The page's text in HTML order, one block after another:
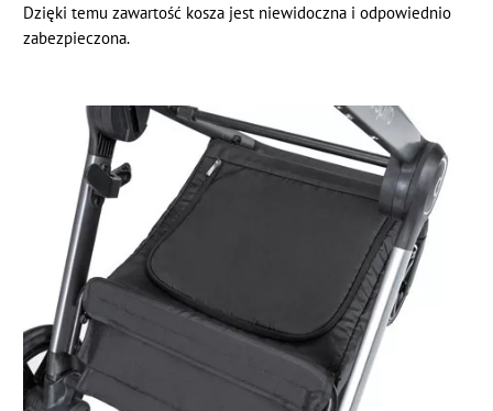
Dzięki temu zawartość kosza jest niewidoczna i odpowiednio
zabezpieczona.